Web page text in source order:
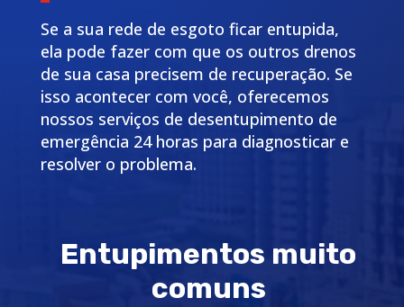
Se a sua rede de esgoto ficar entupida,
ela pode fazer com que os outros drenos
de sua casa precisem de recuperação. Se
isso acontecer com você, oferecemos
nossos serviços de desentupimento de
emergência 24 horas para diagnosticar e
resolver o problema.
Entupimentos muito
comuns